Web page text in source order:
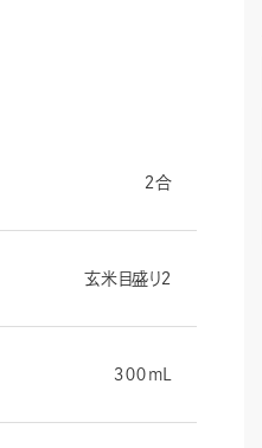
２合
玄米目盛り２
３００mL